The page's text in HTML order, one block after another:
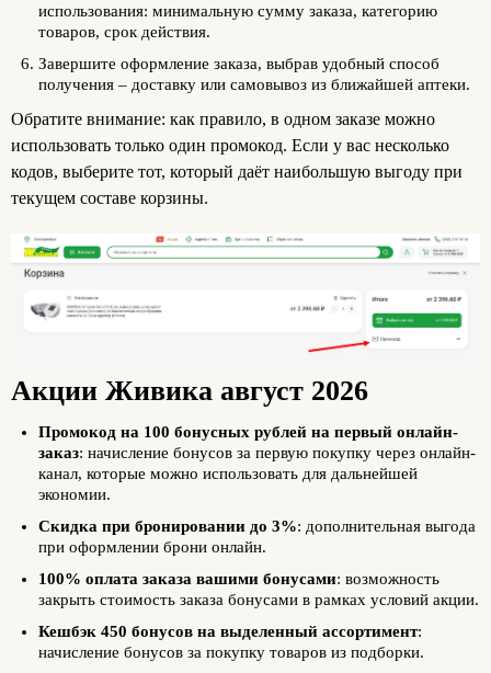
использования: минимальную сумму заказа, категорию
товаров, срок действия.
Завершите оформление заказа, выбрав удобный способ
получения – доставку или самовывоз из ближайшей аптеки.
Обратите внимание: как правило, в одном заказе можно
использовать только один промокод. Если у вас несколько
кодов, выберите тот, который даёт наибольшую выгоду при
текущем составе корзины.
Акции Живика август 2026
Промокод на 100 бонусных рублей на первый онлайн-
заказ: начисление бонусов за первую покупку через онлайн-
канал, которые можно использовать для дальнейшей
экономии.
Скидка при бронировании до 3%: дополнительная выгода
при оформлении брони онлайн.
100% оплата заказа вашими бонусами: возможность
закрыть стоимость заказа бонусами в рамках условий акции.
Кешбэк 450 бонусов на выделенный ассортимент:
начисление бонусов за покупку товаров из подборки.